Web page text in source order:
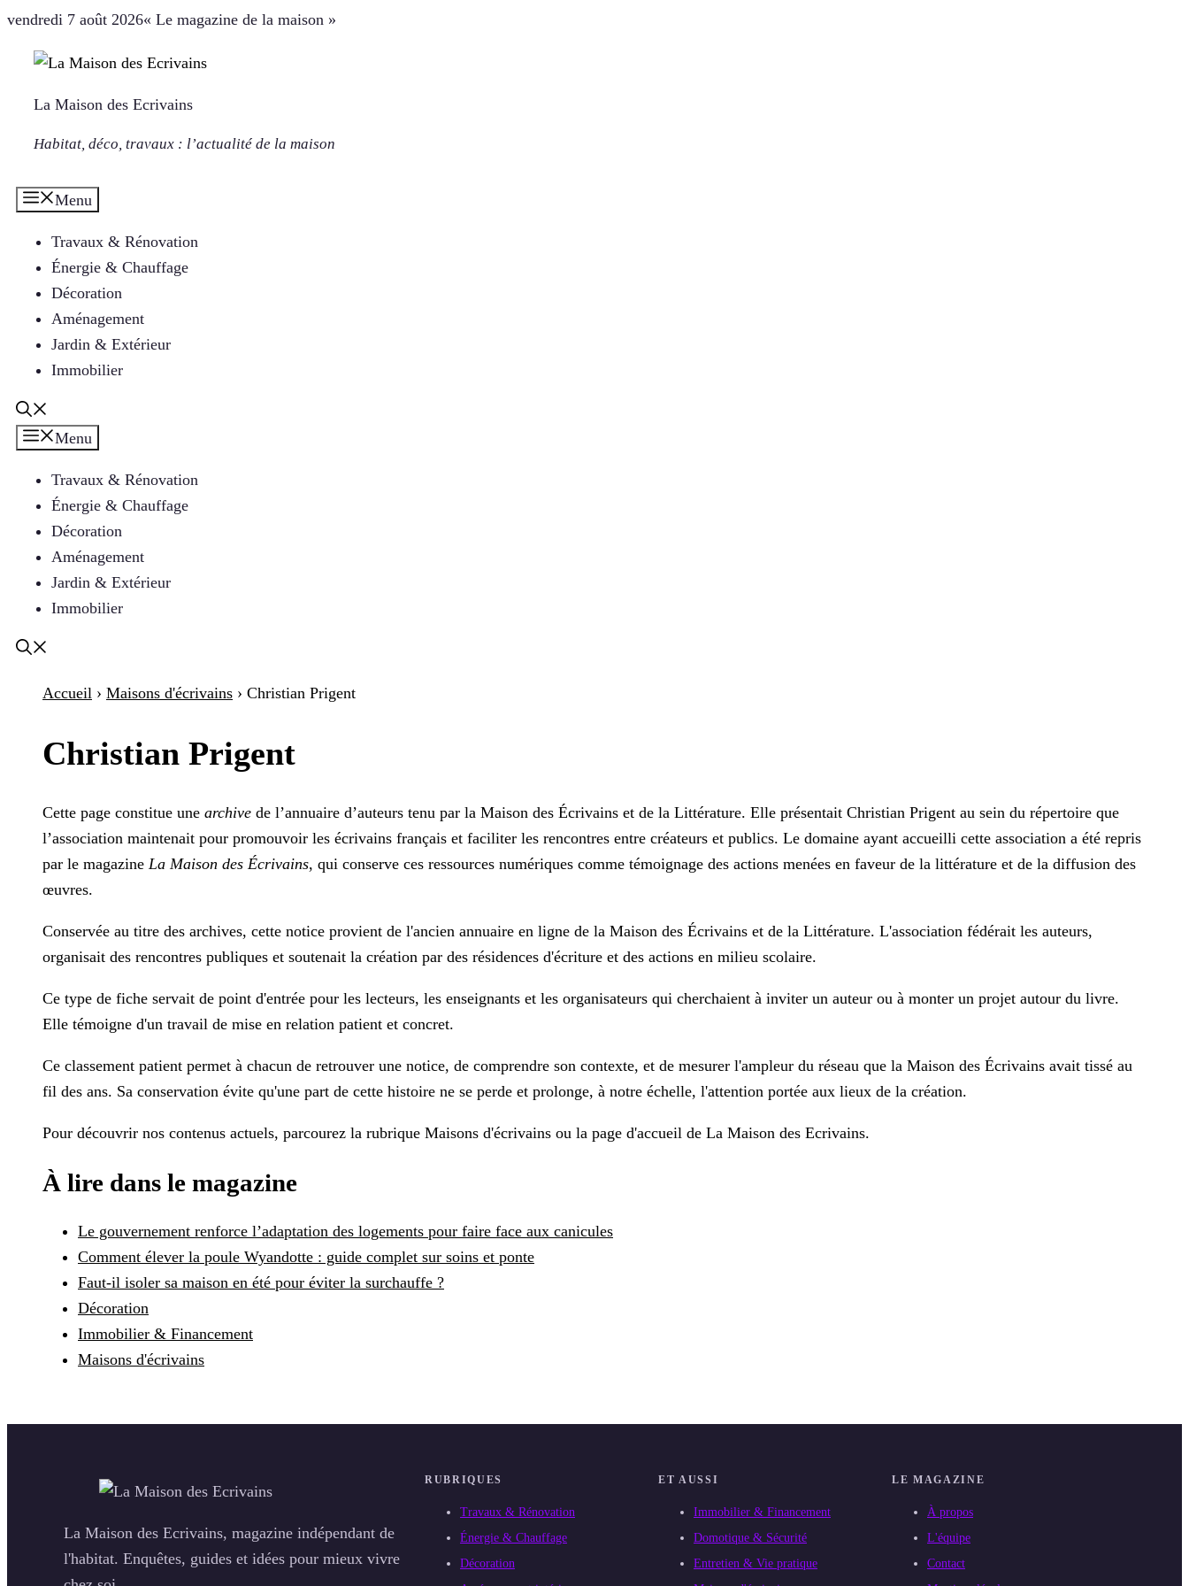
Aller
contenu
vendredi 7 août 2026« Le magazine de la maison »
La Maison des Ecrivains
Habitat, déco, travaux : l’actualité de la maison
Menu
Travaux & Rénovation
Énergie & Chauffage
Décoration
Aménagement
Jardin & Extérieur
Immobilier
Menu
Travaux & Rénovation
Énergie & Chauffage
Décoration
Aménagement
Jardin & Extérieur
Immobilier
Accueil › Maisons d'écrivains › Christian Prigent
Christian Prigent
Cette page constitue une archive de l’annuaire d’auteurs tenu par la Maison des Écrivains et de la Littérature. Elle présentait Christian Prigent au sein du répertoire que
l’association maintenait pour promouvoir les écrivains français et faciliter les rencontres entre créateurs et publics. Le domaine ayant accueilli cette association a été repris
par le magazine La Maison des Écrivains, qui conserve ces ressources numériques comme témoignage des actions menées en faveur de la littérature et de la diffusion des
œuvres.
Conservée au titre des archives, cette notice provient de l'ancien annuaire en ligne de la Maison des Écrivains et de la Littérature. L'association fédérait les auteurs,
organisait des rencontres publiques et soutenait la création par des résidences d'écriture et des actions en milieu scolaire.
Ce type de fiche servait de point d'entrée pour les lecteurs, les enseignants et les organisateurs qui cherchaient à inviter un auteur ou à monter un projet autour du livre.
Elle témoigne d'un travail de mise en relation patient et concret.
Ce classement patient permet à chacun de retrouver une notice, de comprendre son contexte, et de mesurer l'ampleur du réseau que la Maison des Écrivains avait tissé au
fil des ans. Sa conservation évite qu'une part de cette histoire ne se perde et prolonge, à notre échelle, l'attention portée aux lieux de la création.
Pour découvrir nos contenus actuels, parcourez la rubrique Maisons d'écrivains ou la page d'accueil de La Maison des Ecrivains.
À lire dans le magazine
Le gouvernement renforce l’adaptation des logements pour faire face aux canicules
Comment élever la poule Wyandotte : guide complet sur soins et ponte
Faut-il isoler sa maison en été pour éviter la surchauffe ?
Décoration
Immobilier & Financement
Maisons d'écrivains
La Maison des Ecrivains, magazine indépendant de
l'habitat. Enquêtes, guides et idées pour mieux vivre
RUBRIQUES
Travaux & Rénovation
Énergie & Chauffage
Décoration
ET AUSSI
Immobilier & Financement
Domotique & Sécurité
Entretien & Vie pratique
LE MAGAZINE
À propos
L'équipe
Contact